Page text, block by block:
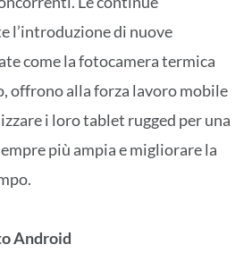
l’introduzione di nuove
come la fotocamera termica
offrono alla forza lavoro mobile
i loro tablet rugged per una
più ampia e migliorare la
Android